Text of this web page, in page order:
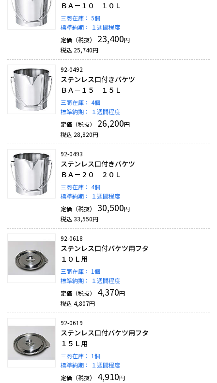
ＢＡ－１０ １０Ｌ
三商在庫： 5個
標準納期：
１週間程度
定価（税抜）
23,400円
税込 25,740円
92-0492
ステンレス口付きバケツ
ＢＡ－１５ １５Ｌ
三商在庫： 4個
標準納期：
１週間程度
定価（税抜）
26,200円
税込 28,820円
92-0493
ステンレス口付きバケツ
ＢＡ－２０ ２０Ｌ
三商在庫： 4個
標準納期：
１週間程度
定価（税抜）
30,500円
税込 33,550円
92-0618
ステンレス口付バケツ用フタ
１０Ｌ用
三商在庫： 1個
標準納期：
１週間程度
定価（税抜）
4,370円
税込 4,807円
92-0619
ステンレス口付バケツ用フタ
１５Ｌ用
三商在庫： 1個
標準納期：
１週間程度
定価（税抜）
4,910円